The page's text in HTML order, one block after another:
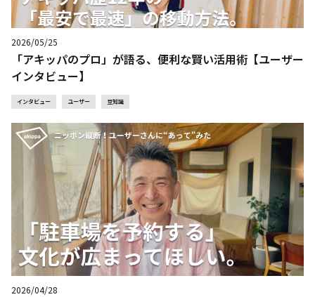
2026/05/25
「アキッパのプロ」が語る、便利な賢い活用術【ユーザー
インタビュー】
インタビュー ユーザー 豆知識
2026/04/28